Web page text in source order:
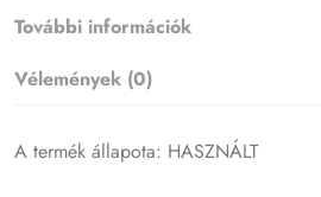
További információk
Vélemények (0)
A termék állapota: HASZNÁLT